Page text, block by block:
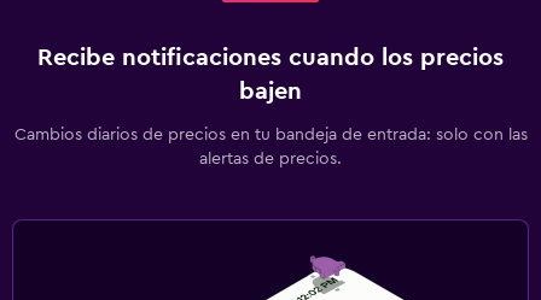
Recibe notificaciones cuando los precios
bajen
Cambios diarios de precios en tu bandeja de entrada: solo con las
alertas de precios.